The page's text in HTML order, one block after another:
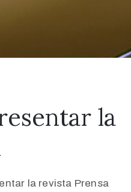
la
la revista Prensa